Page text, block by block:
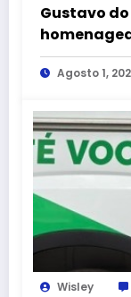
Gustavo
a 43ª
Agosto 1,
Wisley